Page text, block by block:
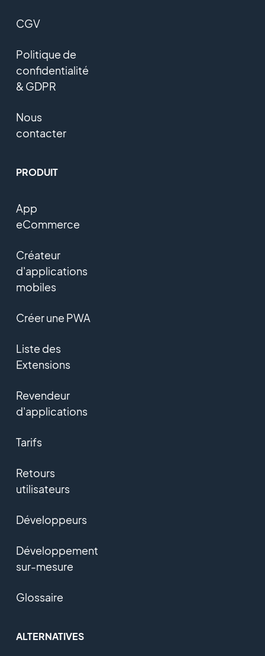
CGV
Politique de
confidentialité
& GDPR
Nous
contacter
PRODUIT
App
eCommerce
Créateur
d'applications
mobiles
Créer une PWA
Liste des
Extensions
Revendeur
d'applications
Tarifs
Retours
utilisateurs
Développeurs
Développement
sur-mesure
Glossaire
ALTERNATIVES